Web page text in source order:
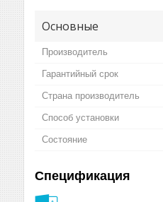
Основные
Производитель
Гарантийный срок
Страна производитель
Способ установки
Состояние
Спецификация